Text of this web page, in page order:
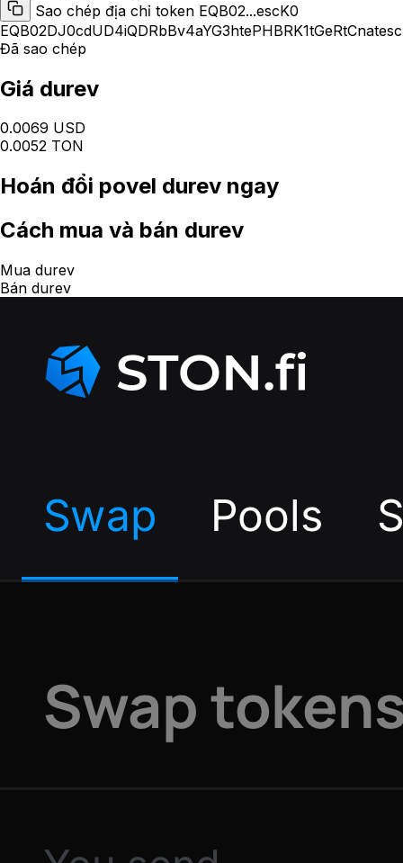
Sao chép địa chỉ token EQB02...escK0
Đã sao chép
Giá durev
0.0069 USD
0.0052 TON
Hoán đổi povel durev ngay
Cách mua và bán durev
Mua durev
Bán durev